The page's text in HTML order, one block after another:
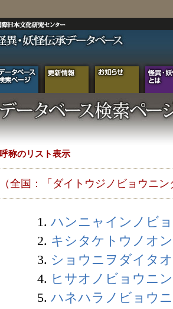
呼称のリスト表示
（全国：「ダイトウジノビョウニ
1. ハンニャインノビ
2. キシタケトウノオ
3. ショウニヲダイタ
4. ヒサオノビョウニ
5. ハネハラノビョウ